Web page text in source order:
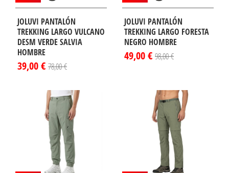
JOLUVI PANTALÓN
TREKKING LARGO VULCANO
DESM VERDE SALVIA
HOMBRE
39,00 € 78,00 €
JOLUVI PANTALÓN
TREKKING LARGO FORESTA
NEGRO HOMBRE
49,00 € 98,00 €